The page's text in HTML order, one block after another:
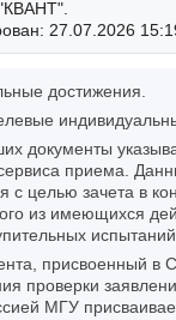
27.07.2026
достижения.
документы
приема.
с целью зачета в
из имеющихся
испытаний.
присвоенный в
проверки
МГУ